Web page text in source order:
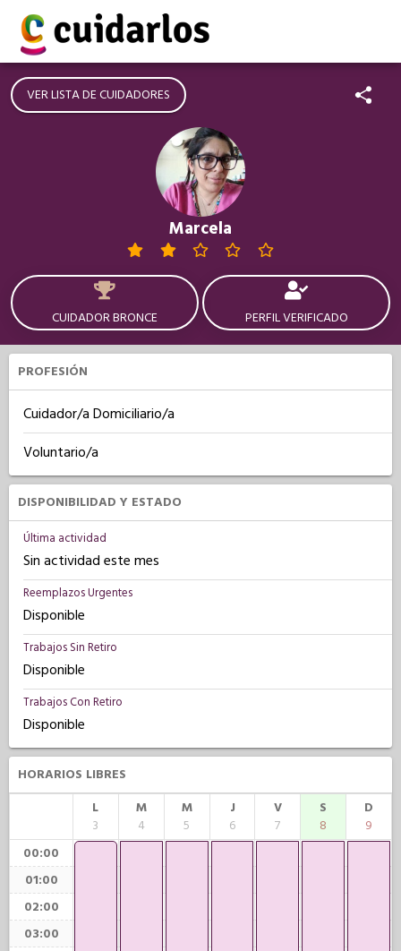
VER LISTA DE CUIDADORES
Marcela
CUIDADOR BRONCE PERFIL VERIFICADO
PROFESIÓN
Cuidador/a Domiciliario/a
Voluntario/a
DISPONIBILIDAD Y ESTADO
Última actividad
Sin actividad este mes
Reemplazos Urgentes
Disponible
Trabajos Sin Retiro
Disponible
Trabajos Con Retiro
Disponible
HORARIOS LIBRES
L
3
M
4
M
5
J
6
V
7
S
8
D
9
00:00
01:00
02:00
03:00